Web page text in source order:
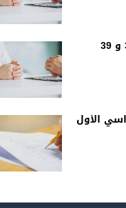
الاعلان عن الاستشارات رقم : 38.37 و 39
الأول